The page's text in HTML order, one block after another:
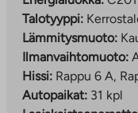
Talotyyppi:
Lämmitysmuoto:
Ilmanvaihtomuoto:
Hissi: Rappu 6 A,
Autopaikat: 31 kpl